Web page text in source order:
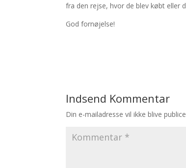
fra den rejse, hvor de blev købt eller
God fornøjelse!
Indsend Kommentar
Din e-mailadresse vil ikke blive